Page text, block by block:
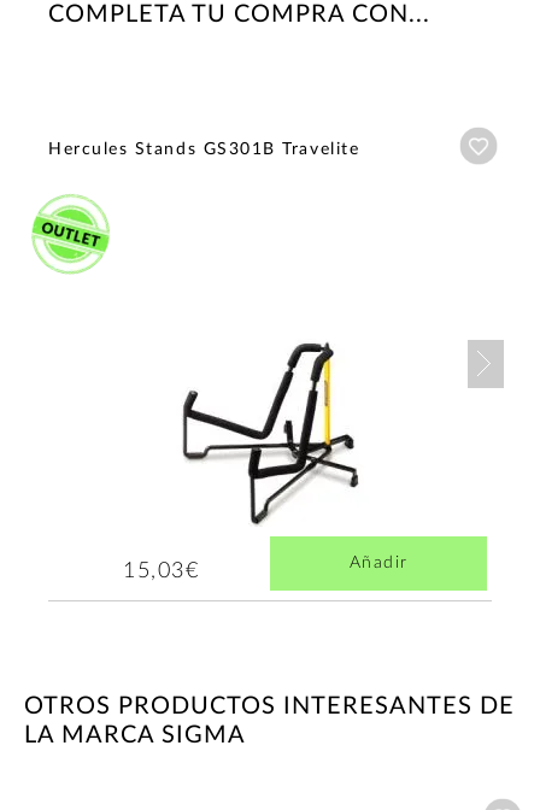
COMPLETA TU COMPRA CON...
Hercules Stands GS301B Travelite
15,03€ Añadir
OTROS PRODUCTOS INTERESANTES DE
LA MARCA SIGMA